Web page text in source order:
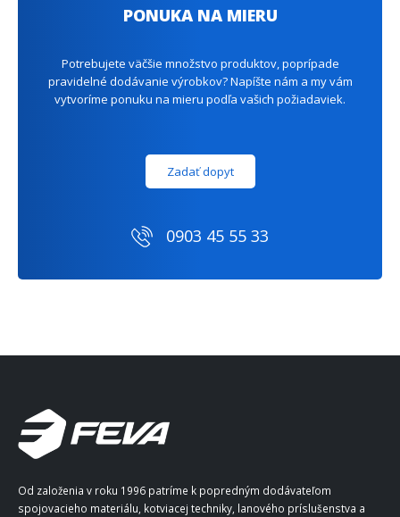
PONUKA NA MIERU
Potrebujete väčšie množstvo produktov, poprípade
pravidelné dodávanie výrobkov? Napíšte nám a my vám
vytvoríme ponuku na mieru podľa vašich požiadaviek.
Zadať dopyt
0903 45 55 33
Od založenia v roku 1996 patríme k popredným dodávateľom
spojovacieho materiálu, kotviacej techniky, lanového príslušenstva a